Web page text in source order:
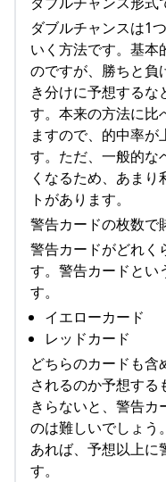
ダブルチャンスは1
いく方法です。基本
のですが、勝ちと負
き分けに予想するな
す。本来の方法に比
ますので、的中率が
す。ただ、一般的な
くなるため、あま
トがあります。
警告カードの枚数で
警告カードがどれく
す。警告カードとい
す。
イエローカード
レッドカード
どちらのカードも
されるのか予想する
きらないと、警告カ
のは難しいでしょう
あれば、予想以上に
す。